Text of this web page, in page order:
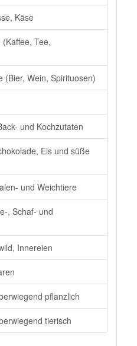
Käse
Tee,
(Bier, Wein, Spirituosen)
und Kochzutaten
Eis und süße
und Weichtiere
, Schaf- und
Innereien
pflanzlich
tierisch